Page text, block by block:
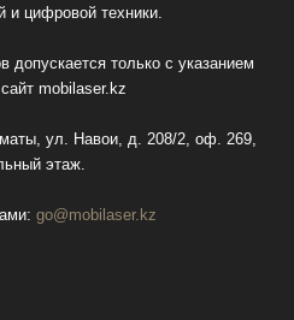
и цифровой техники.
допускается только с указанием
mobilaser.kz
ул. Навои, д. 208/2, оф. 269,
этаж.
go@mobilaser.kz